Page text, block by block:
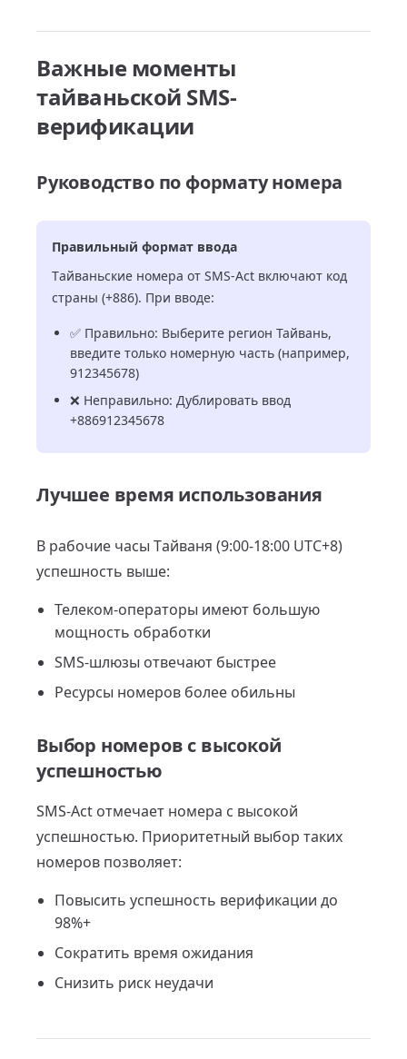
Важные моменты
тайваньской SMS-
верификации
Руководство по формату номера
Правильный формат ввода
Тайваньские номера от SMS-Act включают код
страны (+886). При вводе:
✅ Правильно: Выберите регион Тайвань,
введите только номерную часть (например,
912345678)
❌ Неправильно: Дублировать ввод
+886912345678
Лучшее время использования
В рабочие часы Тайваня (9:00-18:00 UTC+8)
успешность выше:
Телеком-операторы имеют большую
мощность обработки
SMS-шлюзы отвечают быстрее
Ресурсы номеров более обильны
Выбор номеров с высокой
успешностью
SMS-Act отмечает номера с высокой
успешностью. Приоритетный выбор таких
номеров позволяет:
Повысить успешность верификации до
98%+
Сократить время ожидания
Снизить риск неудачи